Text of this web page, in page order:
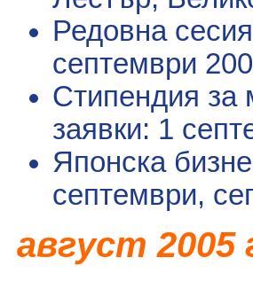
Редовна
септември
Стипендия
заявки: 1
Японска
септември,
август 2005